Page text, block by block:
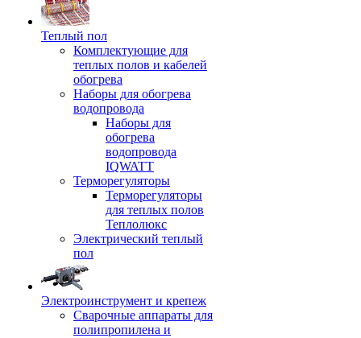
Теплый пол
Комплектующие для
теплых полов и кабелей
обогрева
Наборы для обогрева
водопровода
Наборы для
обогрева
водопровода
IQWATT
Терморегуляторы
Терморегуляторы
для теплых полов
Теплолюкс
Электрический теплый
пол
Электроинструмент и крепеж
Сварочные аппараты для
полипропилена и